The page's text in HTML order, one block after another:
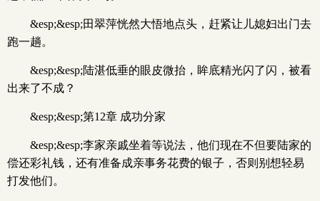
&esp;&esp;田翠萍恍然大悟地点头，赶紧让儿媳妇出门去
跑一趟。
&esp;&esp;陆湛低垂的眼皮微抬，眸底精光闪了闪，被看
出来了不成？
&esp;&esp;第12章 成功分家
&esp;&esp;李家亲戚坐着等说法，他们现在不但要陆家的
偿还彩礼钱，还有准备成亲事务花费的银子，否则别想轻易
打发他们。